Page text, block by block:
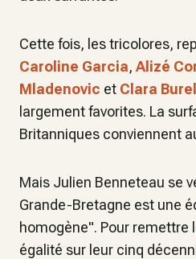
Cette fois, les tricolores,
Caroline Garcia, Alizé
Mladenovic et Clara Burel
largement favorites. La
Britanniques conviennent
Mais Julien Benneteau se
Grande-Bretagne est une
homogène". Pour remettre
égalité sur leur cinq